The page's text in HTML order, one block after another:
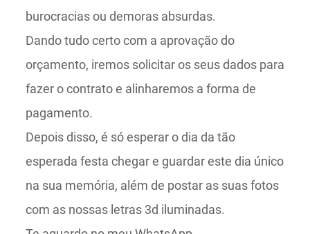
burocracias ou demoras absurdas.
Dando tudo certo com a aprovação do
orçamento, iremos solicitar os seus dados para
fazer o contrato e alinharemos a forma de
pagamento.
Depois disso, é só esperar o dia da tão
esperada festa chegar e guardar este dia único
na sua memória, além de postar as suas fotos
com as nossas letras 3d iluminadas.